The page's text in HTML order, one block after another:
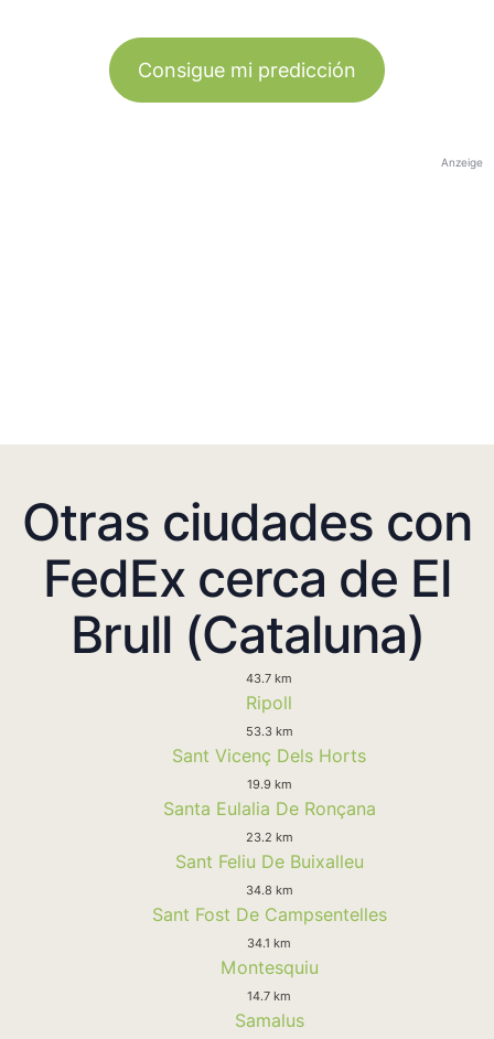
Consigue mi predicción
Anzeige
Otras ciudades con
FedEx cerca de El
Brull (Cataluna)
43.7 km
Ripoll
53.3 km
Sant Vicenç Dels Horts
19.9 km
Santa Eulalia De Ronçana
23.2 km
Sant Feliu De Buixalleu
34.8 km
Sant Fost De Campsentelles
34.1 km
Montesquiu
14.7 km
Samalus